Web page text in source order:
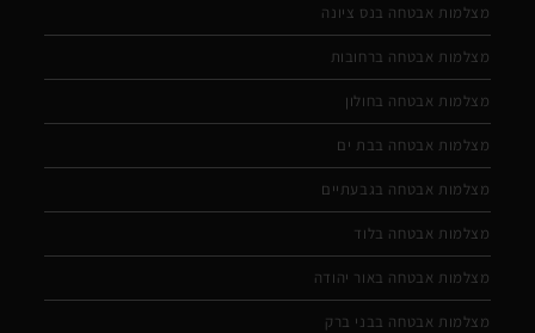
מצלמות אבטחה בנס ציונה
מצלמות אבטחה ברחובות
מצלמות אבטחה בחולון
מצלמות אבטחה בבת ים
מצלמות אבטחה בגבעתיים
מצלמות אבטחה בלוד
מצלמות אבטחה באור יהודה
מצלמות אבטחה בבני ברק